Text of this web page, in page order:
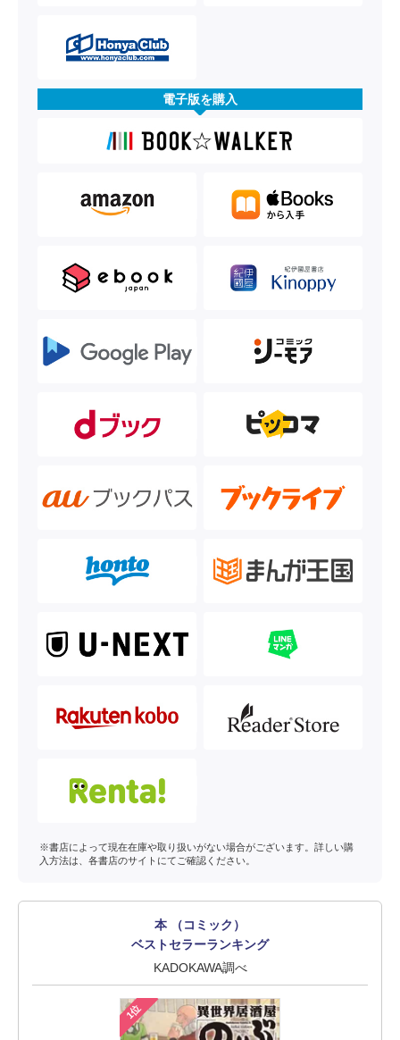
電子版を購入
※書店によって現在在庫や取り扱いがない場合がございます。詳しい購
入方法は、各書店のサイトにてご確認ください。
本 （コミック）
ベストセラーランキング
KADOKAWA調べ
1位